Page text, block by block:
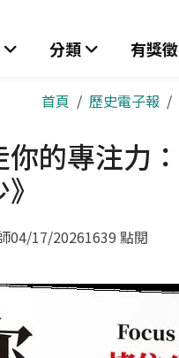
分類 有獎
首頁 歷史電子報
你的專注力
04/17/20261639 點閱